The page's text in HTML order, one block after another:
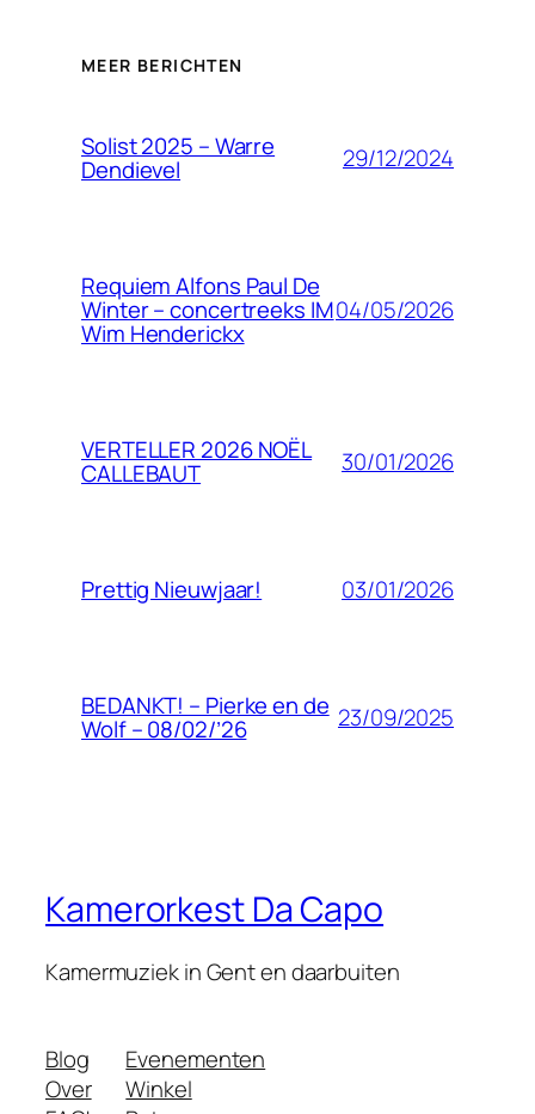
MEER BERICHTEN
Solist 2025 – Warre
Dendievel 29/12/2024
Requiem Alfons Paul De
Winter – concertreeks IM
Wim Henderickx
04/05/2026
VERTELLER 2026 NOËL
CALLEBAUT 30/01/2026
Prettig Nieuwjaar! 03/01/2026
BEDANKT! – Pierke en de
Wolf – 08/02/’26 23/09/2025
Kamerorkest Da Capo
Kamermuziek in Gent en daarbuiten
Blog
Over
Evenementen
Winkel